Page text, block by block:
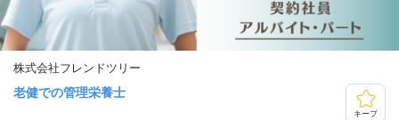
株式会社フレンドツリー
老健での管理栄養士
キープ